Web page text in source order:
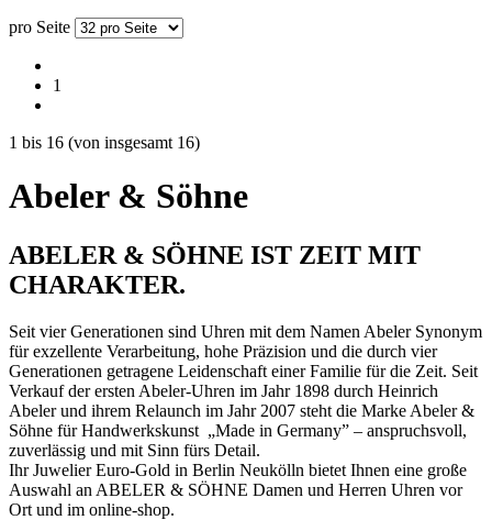
pro Seite
1
1 bis 16 (von insgesamt 16)
Abeler & Söhne
ABELER & SÖHNE IST ZEIT MIT
CHARAKTER.
Seit vier Generationen sind Uhren mit dem Namen Abeler Synonym
für exzellente Verarbeitung, hohe Präzision und die durch vier
Generationen getragene Leidenschaft einer Familie für die Zeit. Seit
Verkauf der ersten Abeler-Uhren im Jahr 1898 durch Heinrich
Abeler und ihrem Relaunch im Jahr 2007 steht die Marke Abeler &
Söhne für Handwerkskunst „Made in Germany” – anspruchsvoll,
zuverlässig und mit Sinn fürs Detail.
Ihr Juwelier Euro-Gold in Berlin Neukölln bietet Ihnen eine große
Auswahl an ABELER & SÖHNE Damen und Herren Uhren vor
Ort und im online-shop.